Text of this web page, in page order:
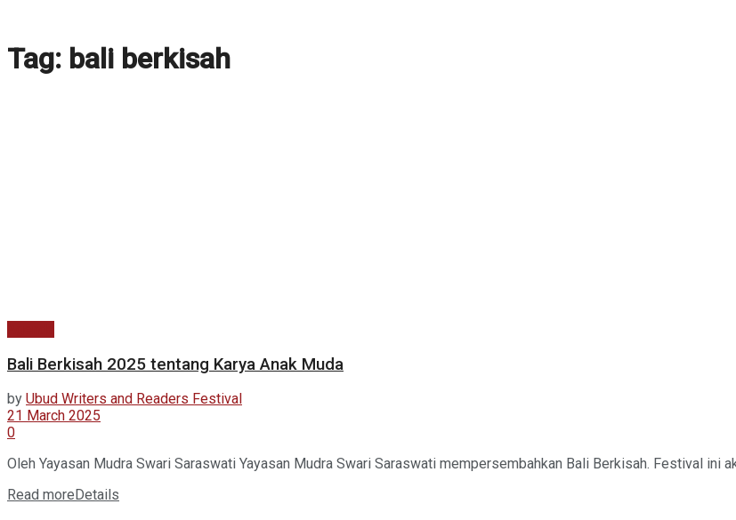
Tag: bali berkisah
Bali Berkisah 2025 tentang Karya Anak Muda
by Ubud Writers and Readers Festival
21 March 2025
0
Oleh Yayasan Mudra Swari Saraswati Yayasan Mudra Swari Saraswati mempersembahkan Bali Berkisah. Festival ini
Read more Details